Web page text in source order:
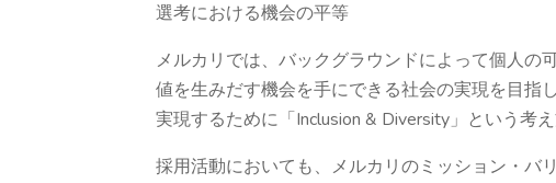
選考における機会の平等
メルカリでは、バックグラウンドによって個人の
値を生みだす機会を手にできる社会の実現を目指
実現するために「Inclusion & Diversity」という考
採用活動においても、メルカリのミッション・バ